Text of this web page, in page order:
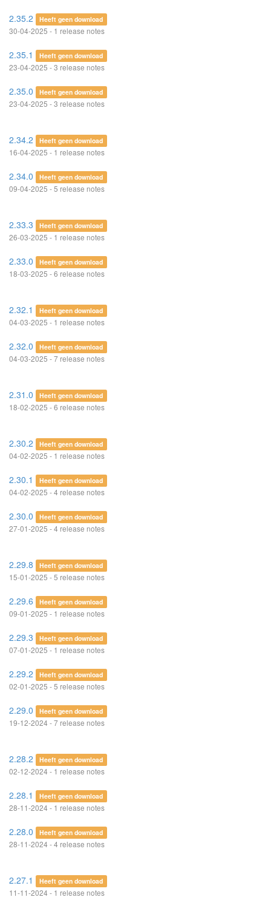
2.35.2 Heeft geen download
30-04-2025 - 1 release notes
2.35.1 Heeft geen download
23-04-2025 - 3 release notes
2.35.0 Heeft geen download
23-04-2025 - 3 release notes
2.34.2 Heeft geen download
16-04-2025 - 1 release notes
2.34.0 Heeft geen download
09-04-2025 - 5 release notes
2.33.3 Heeft geen download
26-03-2025 - 1 release notes
2.33.0 Heeft geen download
18-03-2025 - 6 release notes
2.32.1 Heeft geen download
04-03-2025 - 1 release notes
2.32.0 Heeft geen download
04-03-2025 - 7 release notes
2.31.0 Heeft geen download
18-02-2025 - 6 release notes
2.30.2 Heeft geen download
04-02-2025 - 1 release notes
2.30.1 Heeft geen download
04-02-2025 - 4 release notes
2.30.0 Heeft geen download
27-01-2025 - 4 release notes
2.29.8 Heeft geen download
15-01-2025 - 5 release notes
2.29.6 Heeft geen download
09-01-2025 - 1 release notes
2.29.3 Heeft geen download
07-01-2025 - 1 release notes
2.29.2 Heeft geen download
02-01-2025 - 5 release notes
2.29.0 Heeft geen download
19-12-2024 - 7 release notes
2.28.2 Heeft geen download
02-12-2024 - 1 release notes
2.28.1 Heeft geen download
28-11-2024 - 1 release notes
2.28.0 Heeft geen download
28-11-2024 - 4 release notes
2.27.1 Heeft geen download
11-11-2024 - 1 release notes